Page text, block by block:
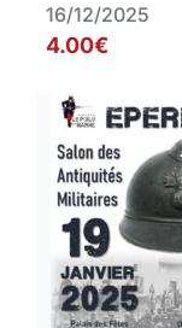
16/12/2025
4.00€